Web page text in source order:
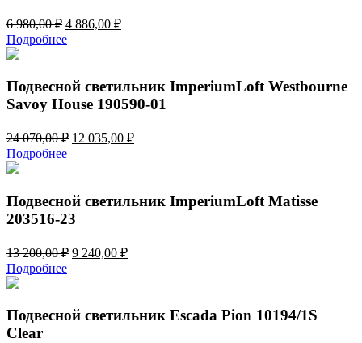
6 980,00₽ Первоначальная
цена
составляла
980,00 ₽.
4 886,00 ₽Текущая
Подробнее
Подвесной светильник ImperiumLoft Westbourne
Savoy House 190590-01
24 070,00₽ Первоначальная
070,00 ₽.
12 035,00 ₽Текущая
Подробнее
Подвесной светильник ImperiumLoft Matisse
203516-23
13 200,00₽ Первоначальная
200,00 ₽.
9 240,00 ₽Текущая
Подробнее
Подвесной светильник Escada Pion 10194/1S
Clear